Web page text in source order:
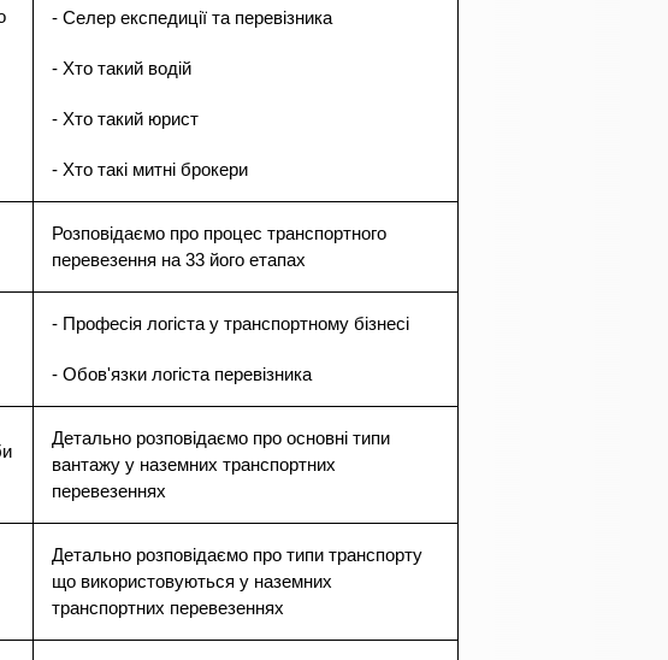
- Селер експедиції та перевізника
- Хто такий водій
- Хто такий юрист
- Хто такі митні брокери
Розповідаємо про процес транспортного
перевезення на 33 його етапах
- Професія логіста у транспортному бізнесі
- Обов'язки логіста перевізника
Детально розповідаємо про основні типи
вантажу у наземних транспортних
перевезеннях
Детально розповідаємо про типи транспорту
що використовуються у наземних
транспортних перевезеннях